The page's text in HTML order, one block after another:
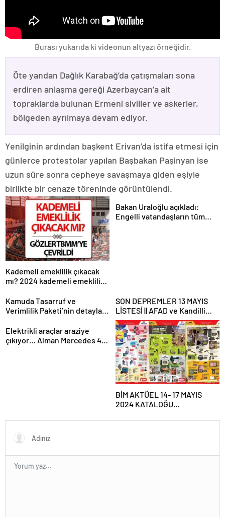
Burası yukarıda ki videonun altyazı örneğidir.
Öte yandan Dağlık Karabağ’da çatışmaları sona
erdiren anlaşma gereği Azerbaycan’a ait
topraklarda bulunan Ermeni siviller ve askerler,
bölgeden ayrılmaya devam ediyor.
Yenilginin ardından başkent Erivan’da istifa etmesi için
günlerce protestolar yapılan Başbakan Paşinyan ise
uzun süre sonra cepheye savaşmaya giden eşiyle
birlikte bir cenaze töreninde görüntülendi.
Kademeli emeklilik çıkacak
mı? 2024 kademeli emeklilik
gelişmeleri
Bakan Uraloğlu açıkladı:
Engelli vatandaşların tüm
Kamuda Tasarruf ve
Verimlilik Paketi’nin detayları
SON DEPREMLER 13 MAYIS
LİSTESİ || AFAD ve Kandilli
son dakika depremler
tablosu: Erzincan, Antalya ve
Denizli depremle sallandı! Az
önce deprem mi oldu?
Elektrikli araçlar araziye
çıkıyor… Alman Mercedes 45
BİM AKTÜEL 14- 17 MAYIS
2024 KATALOĞU
gelecek ürünler neler?